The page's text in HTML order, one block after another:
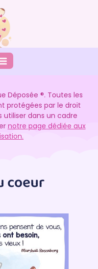
Déposée ®. Toutes les
protégées par le droit
utiliser dans un cadre
notre page dédiée aux
coeur